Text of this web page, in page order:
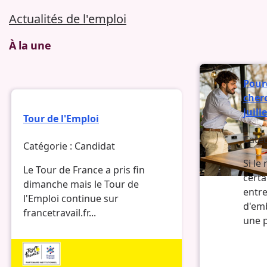
Actualités de l'emploi
À la une
Tour de l'Emploi
Catégorie : Candidat
Le Tour de France a pris fin
dimanche mais le Tour de
l'Emploi continue sur
francetravail.fr...
Si le
une